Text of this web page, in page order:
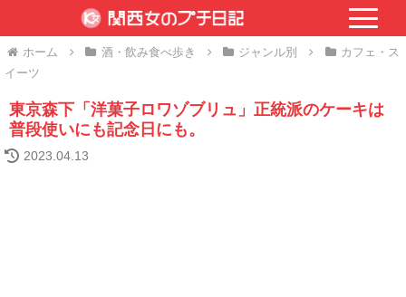
ホーム 酒・飲み食べ歩き ジャンル別
カフェ・ス
イーツ
東京森下「洋菓子ロワゾブリュ」正統派のケーキは
普段使いにも記念日にも。
2023.04.13